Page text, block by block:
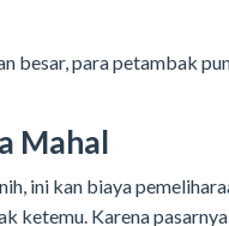
besar, para petambak
Mahal
ini kan biaya
ketemu. Karena pasarnya